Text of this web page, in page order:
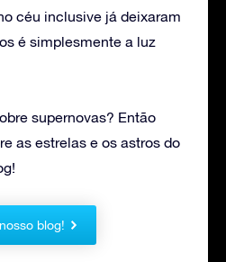
céu inclusive já deixaram
é simplesmente a luz
supernovas? Então
as estrelas e os astros do
blog!